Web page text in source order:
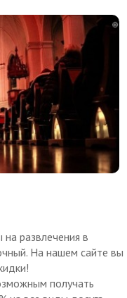
развлечения в
На нашем сайте вы
получать